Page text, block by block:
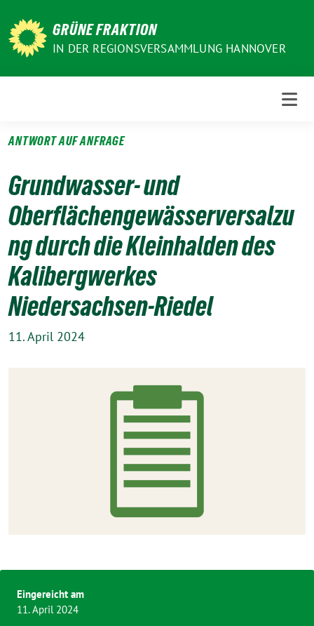
zum
Inhalt
GRÜNE FRAKTION
IN DER REGIONSVERSAMMLUNG HANNOVER
ANTWORT AUF ANFRAGE
Grundwasser- und
Oberflächengewässerversalzu
ng durch die Kleinhalden des
Kalibergwerkes
Niedersachsen-Riedel
11. April 2024
Eingereicht am
11. April 2024